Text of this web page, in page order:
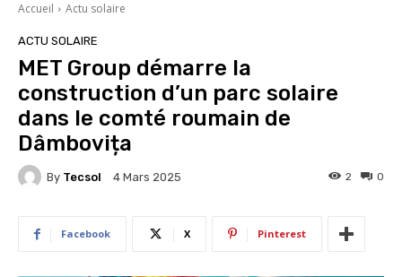
Accueil Actu solaire
ACTU SOLAIRE
MET Group démarre la
construction d’un parc solaire
dans le comté roumain de
Dâmbovița
By Tecsol 4 Mars 2025 0
2
Facebook X Pinterest